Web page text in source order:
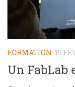
FORMATION 15
Un FabLab